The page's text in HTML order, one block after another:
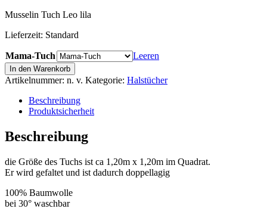
Musselin Tuch Leo lila
Lieferzeit: Standard
Mama-Tuch
Leeren
Musselin
Tuch
Menge
In den Warenkorb
Artikelnummer: n. v. Kategorie: Halstücher
Beschreibung
Produktsicherheit
Beschreibung
die Größe des Tuchs ist ca 1,20m x 1,20m im Quadrat.
Er wird gefaltet und ist dadurch doppellagig
100% Baumwolle
bei 30° waschbar